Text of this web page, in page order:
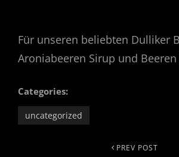
Für unseren beliebten Dulliker
Aroniabeeren Sirup und Beeren
Categories:
uncategorized
PREV POST